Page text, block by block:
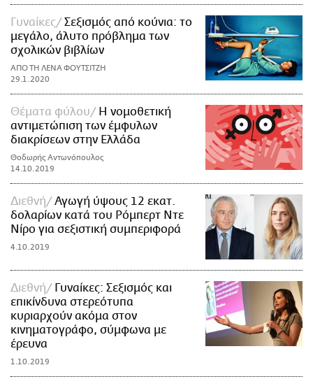
Γυναίκες
Σεξισμός από κούνια: το
μεγάλο, άλυτο πρόβλημα των
σχολικών βιβλίων
ΑΠΟ ΤΗ ΛΕΝΑ ΦΟΥΤΣΙΤΖΗ
29.1.2020
Θέματα φύλου
Η νομοθετική
αντιμετώπιση των έμφυλων
διακρίσεων στην Ελλάδα
Θοδωρής Αντωνόπουλος
14.10.2019
Διεθνή
Αγωγή ύψους 12 εκατ.
δολαρίων κατά του Ρόμπερτ Ντε
Νίρο για σεξιστική συμπεριφορά
4.10.2019
Διεθνή
Γυναίκες: Σεξισμός και
επικίνδυνα στερεότυπα
κυριαρχούν ακόμα στον
κινηματογράφο, σύμφωνα με
έρευνα
1.10.2019